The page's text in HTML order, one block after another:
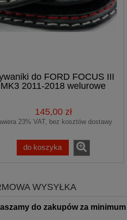
do FORD FOCUS III
MK3 2011-2018 welurowe
145,00 zł
23% VAT, bez kosztów dostawy
do koszyka
WYSYŁKA
do zakupów za minimum